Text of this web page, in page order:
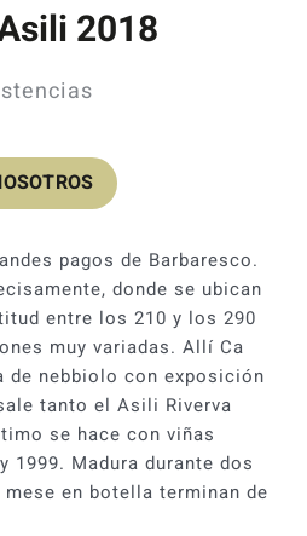
2018
pagos de Barbaresco.
donde se ubican
entre los 210 y los 290
muy variadas. Allí Ca
de nebbiolo con exposición
tanto el Asili Riverva
se hace con viñas
1999. Madura durante dos
en botella terminan de